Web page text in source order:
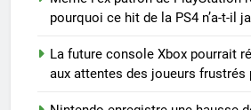
pourquoi ce hit de la PS4 n’a-t-il
La future console Xbox pourrait
aux attentes des joueurs frustrés